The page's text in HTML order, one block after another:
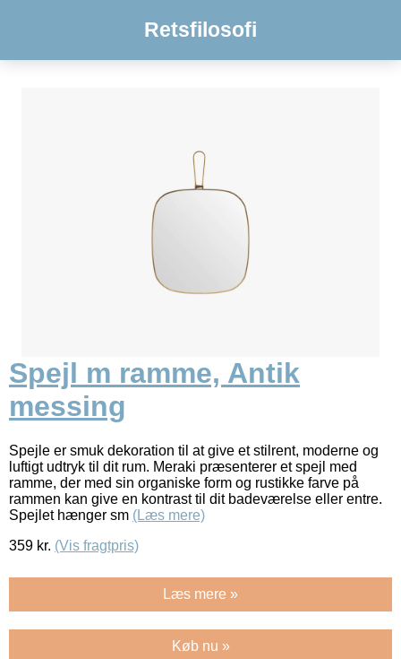
Retsfilosofi
Spejl m ramme, Antik
messing
Spejle er smuk dekoration til at give et stilrent, moderne og
luftigt udtryk til dit rum. Meraki præsenterer et spejl med
ramme, der med sin organiske form og rustikke farve på
rammen kan give en kontrast til dit badeværelse eller entre.
Spejlet hænger sm (Læs mere)
359 kr. (Vis fragtpris)
Læs mere »
Køb nu »